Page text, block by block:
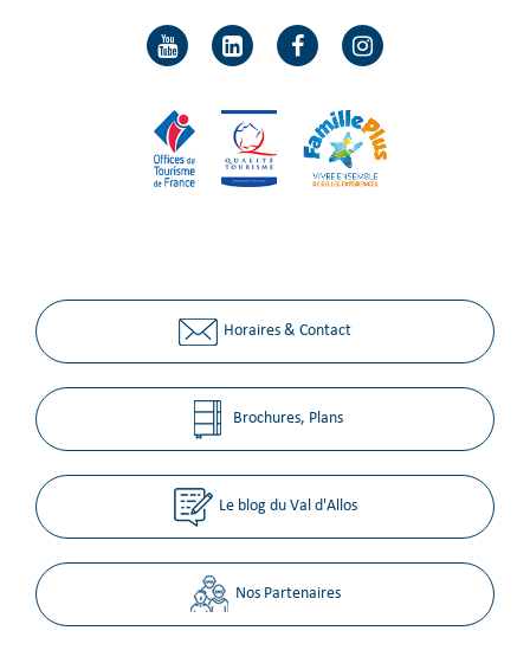
Horaires & Contact
Brochures, Plans
Le blog du Val d'Allos
Nos Partenaires